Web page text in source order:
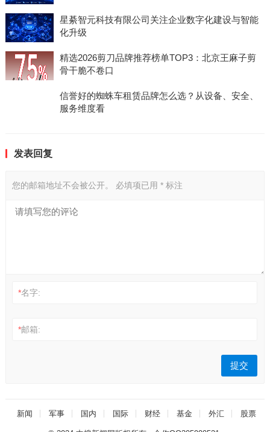
星綦智元科技有限公司关注企业数字化建设与智能
化升级
精选2026剪刀品牌推荐榜单TOP3：北京王麻子剪
骨干脆不卷口
信誉好的蜘蛛车租赁品牌怎么选？从设备、安全、
服务维度看
发表回复
您的邮箱地址不会被公开。 必填项已用 *标注
*名字:
*邮箱:
新闻 军事 国内 国际 财经 基金 外汇 股票